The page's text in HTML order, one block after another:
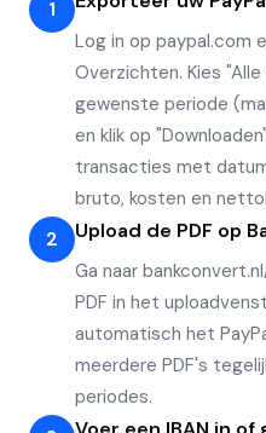
1
Log in op paypal.com
Overzichten. Kies
gewenste periode
en klik op
transacties met
bruto, kosten en
2 Upload de PDF op
Ga naar
PDF in het
automatisch het
meerdere PDF's
periodes.